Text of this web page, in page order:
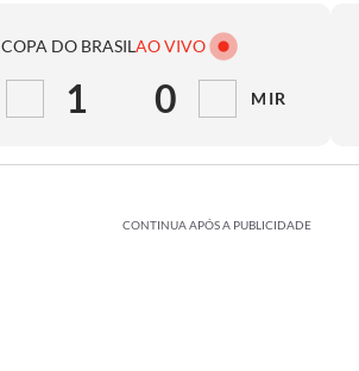
COPA DO BRASILAO VIVO
1 0 MIR
CONTINUA APÓS A PUBLICIDADE